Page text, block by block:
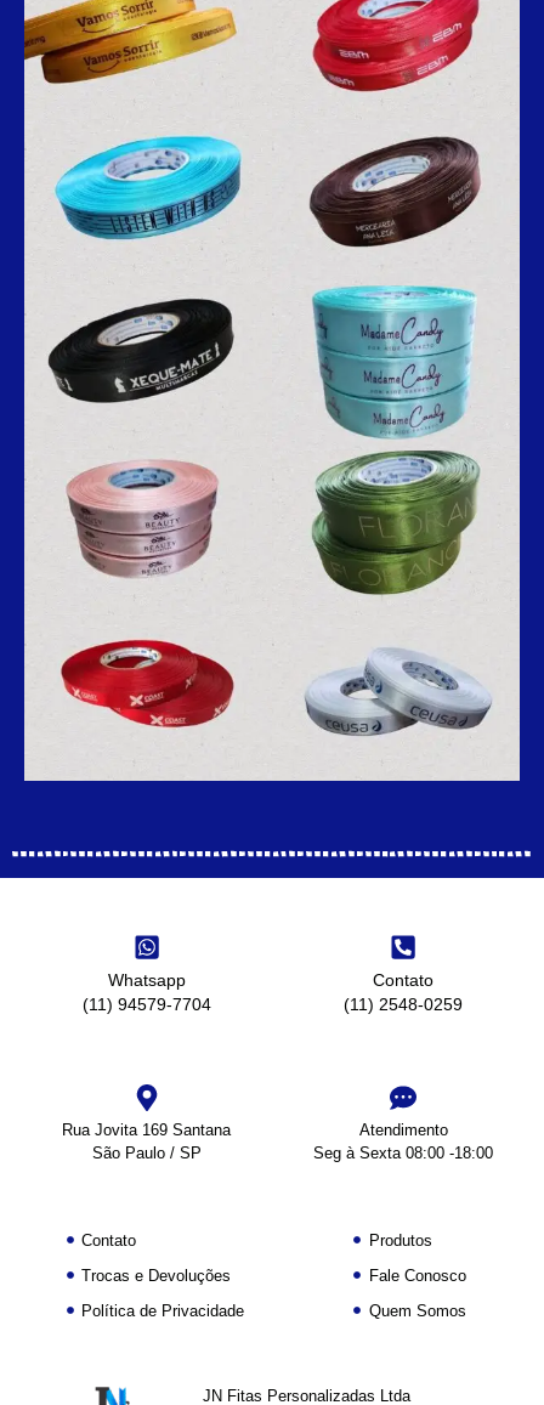
Whatsapp
(11) 94579-7704
Contato
(11) 2548-0259
Rua Jovita 169 Santana
São Paulo / SP
Atendimento
Seg à Sexta 08:00 -18:00
Contato
Trocas e Devoluções
Política de Privacidade
Produtos
Fale Conosco
Quem Somos
JN Fitas Personalizadas Ltda